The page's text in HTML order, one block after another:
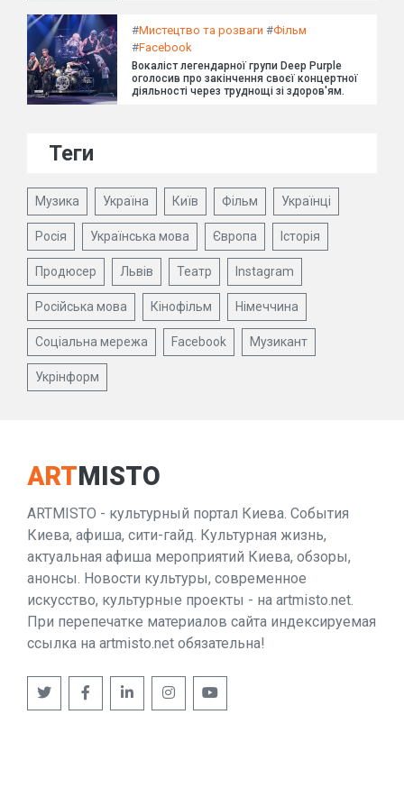
#Мистецтво та розваги #Фільм
#Facebook
Вокаліст легендарної групи Deep Purple
оголосив про закінчення своєї концертної
діяльності через труднощі зі здоров'ям.
Теги
Музика Україна Київ Фільм Українці
Росія Українська мова Європа Історія
Продюсер Львів Театр Instagram
Російська мова Кінофільм Німеччина
Соціальна мережа Facebook Музикант
Укрінформ
ARTMISTO
ARTMISTO - культурный портал Киева. События
Киева, афиша, сити-гайд. Культурная жизнь,
актуальная афиша мероприятий Киева, обзоры,
анонсы. Новости культуры, современное
искусство, культурные проекты - на artmisto.net.
При перепечатке материалов сайта индексируемая
ссылка на artmisto.net обязательна!